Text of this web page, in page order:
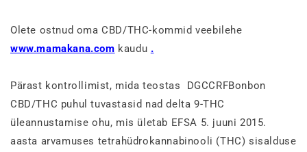
Olete ostnud oma CBD/THC-kommid veebilehe
www.mamakana.com kaudu .
Pärast kontrollimist, mida teostas DGCCRFBonbon
CBD/THC puhul tuvastasid nad delta 9-THC
üleannustamise ohu, mis ületab EFSA 5. juuni 2015.
aasta arvamuses tetrahüdrokannabinooli (THC) sisalduse